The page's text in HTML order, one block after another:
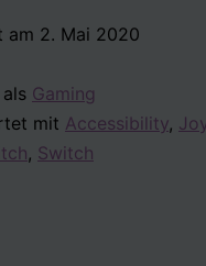
am 2. Mai 2020
Gaming
mit Accessibility,
, Switch